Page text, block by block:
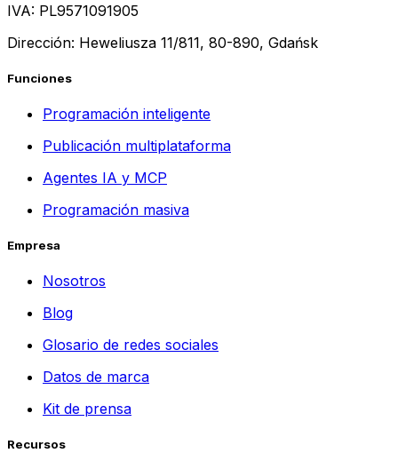
IVA: PL9571091905
Dirección: Heweliusza 11/811, 80-890, Gdańsk
Funciones
Programación inteligente
Publicación multiplataforma
Agentes IA y MCP
Programación masiva
Empresa
Nosotros
Blog
Glosario de redes sociales
Datos de marca
Kit de prensa
Recursos